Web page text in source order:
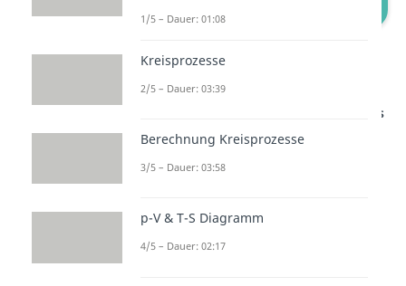
Studyflix vernetzt: Hier ein Video aus
1/5 – Dauer: 01:08
Kreisprozesse
2/5 – Dauer: 03:39
Berechnung Kreisprozesse
3/5 – Dauer: 03:58
p-V & T-S Diagramm
4/5 – Dauer: 02:17